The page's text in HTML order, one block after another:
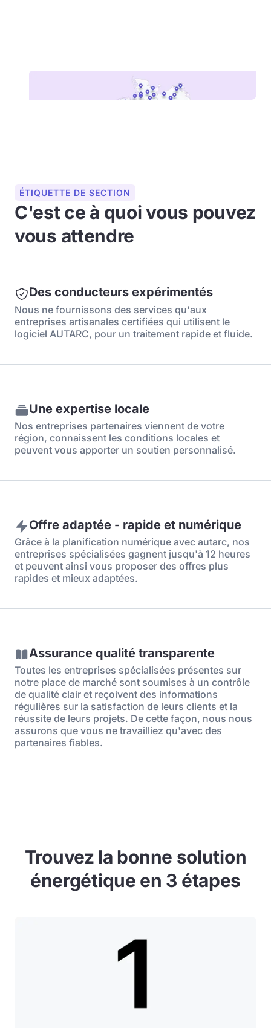
ÉTIQUETTE DE SECTION
C'est ce à quoi vous pouvez
vous attendre
Des conducteurs expérimentés
Nous ne fournissons des services qu'aux
entreprises artisanales certifiées qui utilisent le
logiciel AUTARC, pour un traitement rapide et fluide.
Une expertise locale
Nos entreprises partenaires viennent de votre
région, connaissent les conditions locales et
peuvent vous apporter un soutien personnalisé.
Offre adaptée - rapide et numérique
Grâce à la planification numérique avec autarc, nos
entreprises spécialisées gagnent jusqu'à 12 heures
et peuvent ainsi vous proposer des offres plus
rapides et mieux adaptées.
Assurance qualité transparente
Toutes les entreprises spécialisées présentes sur
notre place de marché sont soumises à un contrôle
de qualité clair et reçoivent des informations
régulières sur la satisfaction de leurs clients et la
réussite de leurs projets. De cette façon, nous nous
assurons que vous ne travailliez qu'avec des
partenaires fiables.
Trouvez la bonne solution
énergétique en 3 étapes